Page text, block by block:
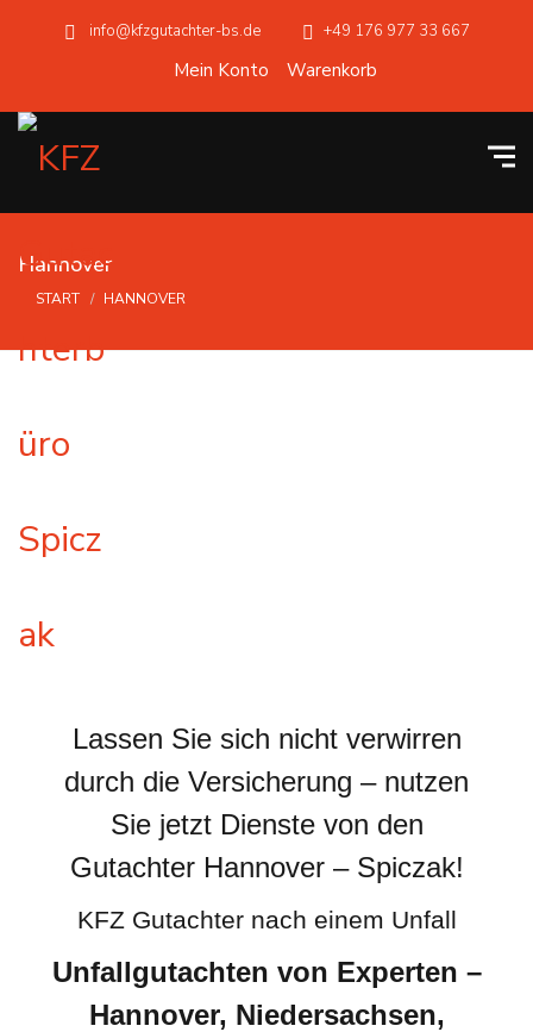
info@kfzgutachter-bs.de +49 176 977 33 667
Mein Konto Warenkorb
Hannover
START HANNOVER
Lassen Sie sich nicht verwirren
durch die Versicherung – nutzen
Sie jetzt Dienste von den
Gutachter Hannover – Spiczak!
KFZ Gutachter nach einem Unfall
Unfallgutachten von Experten –
Hannover, Niedersachsen,